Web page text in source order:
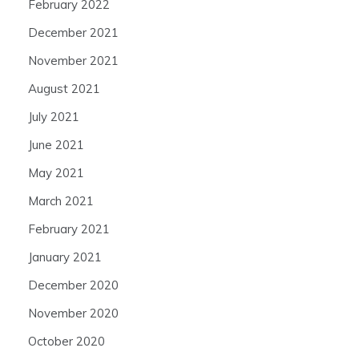
February 2022
December 2021
November 2021
August 2021
July 2021
June 2021
May 2021
March 2021
February 2021
January 2021
December 2020
November 2020
October 2020